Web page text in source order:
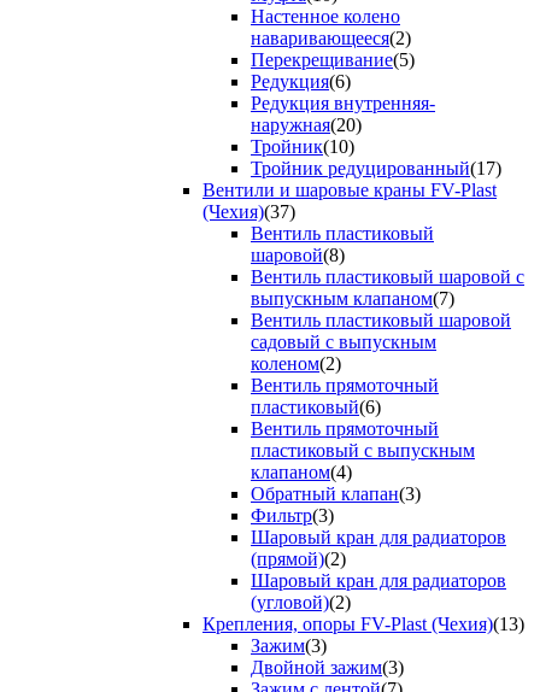
Настенное колено
наваривающееся(2)
Перекрещивание(5)
Редукция(6)
Редукция внутренняя-
наружная(20)
Тройник(10)
Тройник редуцированный(17)
Вентили и шаровые краны FV-Plast
(Чехия)(37)
Вентиль пластиковый
шаровой(8)
Вентиль пластиковый шаровой с
выпускным клапаном(7)
Вентиль пластиковый шаровой
садовый с выпускным
коленом(2)
Вентиль прямоточный
пластиковый(6)
Вентиль прямоточный
пластиковый с выпускным
клапаном(4)
Обратный клапан(3)
Фильтр(3)
Шаровый кран для радиаторов
(прямой)(2)
Шаровый кран для радиаторов
(угловой)(2)
Крепления, опоры FV-Plast (Чехия)(13)
Зажим(3)
Двойной зажим(3)